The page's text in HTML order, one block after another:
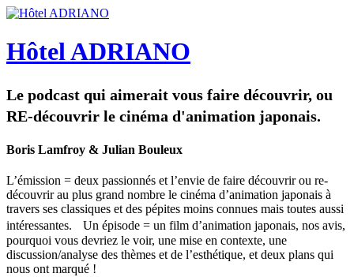
Hôtel ADRIANO
Le podcast qui aimerait vous faire découvrir, ou
RE-découvrir le cinéma d'animation japonais.
Boris Lamfroy & Julian Bouleux
L’émission = deux passionnés et l’envie de faire découvrir ou re-
découvrir au plus grand nombre le cinéma d’animation japonais à
travers ses classiques et des pépites moins connues mais toutes aussi
intéressantes. Un épisode = un film d’animation japonais, nos avis,
pourquoi vous devriez le voir, une mise en contexte, une
discussion/analyse des thèmes et de l’esthétique, et deux plans qui
nous ont marqué !